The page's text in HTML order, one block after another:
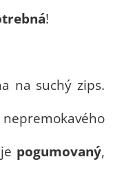
!
na suchý zips.
pogumovaný,